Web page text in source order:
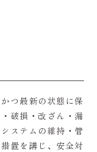
つ最新の状態に保
破損・改ざん・漏
ステムの維持・管
置を講じ、安全対